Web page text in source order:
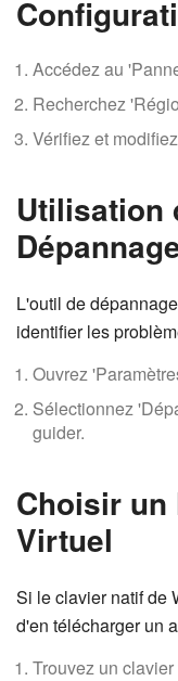
Accédez au
Recherchez
Vérifiez et
Utilisation
L'outil de
identifier les
Ouvrez
Sélectionnez
guider.
Choisir un
Virtuel
Si le clavier natif de
d'en télécharger un
Trouvez un